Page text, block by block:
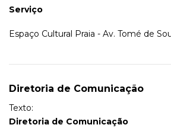
Serviço
Espaço Cultural Praia - Av. Tomé de
Diretoria de Comunicação
Texto:
Diretoria de Comunicação